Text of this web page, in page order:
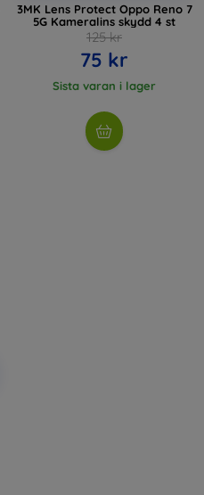
3MK Lens Protect Oppo Reno 7
5G Kameralins skydd 4 st
125 kr
75 kr
Sista varan i lager